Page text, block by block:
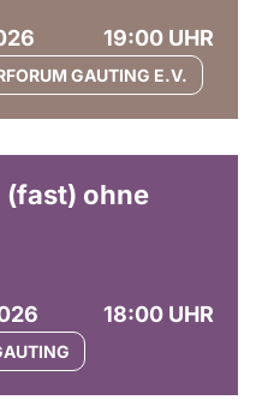
19:00 UHR
GAUTING E.V.
(fast) ohne
18:00 UHR